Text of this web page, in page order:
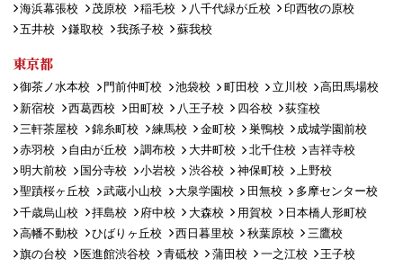
海浜幕張校
茂原校 稲毛校 八千代緑が丘校
印西牧の原校
五井校
鎌取校 我孫子校 蘇我校
東京都
御茶ノ水本校 門前仲町校 池袋校 町田校 立川校
高田馬場校
新宿校
西葛西校 田町校 八王子校 四谷校
荻窪校
三軒茶屋校
錦糸町校 練馬校 金町校 巣鴨校
成城学園前校
赤羽校
自由が丘校 調布校 大井町校 北千住校
吉祥寺校
明大前校
国分寺校 小岩校 渋谷校 神保町校
上野校
聖蹟桜ヶ丘校
武蔵小山校 大泉学園校 田無校
多摩センター校
千歳烏山校
拝島校 府中校 大森校 用賀校
日本橋人形町校
高幡不動校
ひばりヶ丘校 西日暮里校 秋葉原校
三鷹校
旗の台校
医進館渋谷校 青砥校 蒲田校 一之江校
王子校